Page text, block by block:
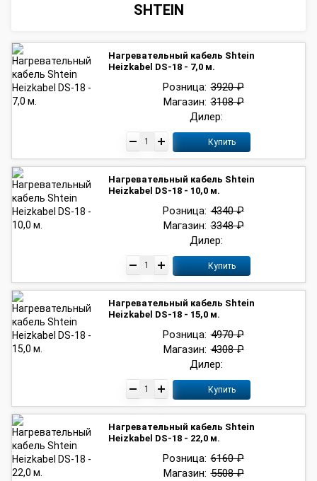
SHTEIN
Нагревательный кабель Shtein
Heizkabel DS-18 - 7,0 м.
Дилер:
Розница: 3920 ₽
Магазин: 3108 ₽
Купить
Нагревательный кабель Shtein
Heizkabel DS-18 - 10,0 м.
Дилер:
Розница: 4340 ₽
Магазин: 3348 ₽
Купить
Нагревательный кабель Shtein
Heizkabel DS-18 - 15,0 м.
Дилер:
Розница: 4970 ₽
Магазин: 4308 ₽
Купить
Нагревательный кабель Shtein
Heizkabel DS-18 - 22,0 м.
Розница: 6160 ₽
Магазин: 5508 ₽